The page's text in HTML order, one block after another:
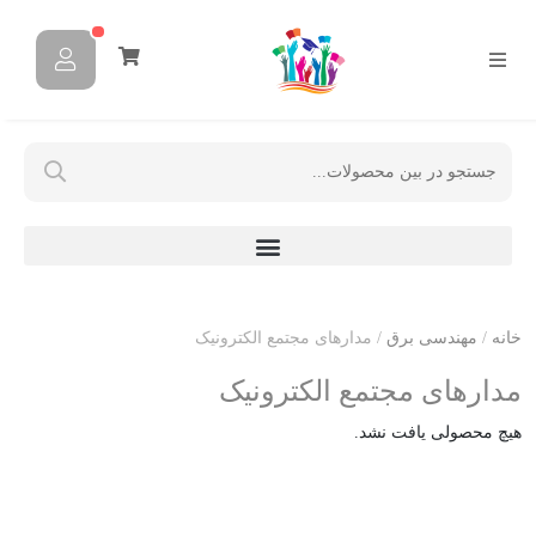
خانه / مهندسی برق / مدارهای مجتمع الکترونیک
مدارهای مجتمع الکترونیک
هیچ محصولی یافت نشد.